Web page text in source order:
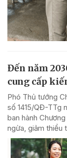
Đến năm
cung cấp
Phó Thủ tướng
số 1415/QĐ-TTg
ban hành
ngừa, giảm thiểu